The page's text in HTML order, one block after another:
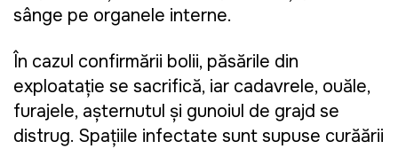
sânge pe organele interne.
În cazul confirmării bolii, păsările din
exploatație se sacrifică, iar cadavrele, ouăle,
furajele, așternutul și gunoiul de grajd se
distrug. Spațiile infectate sunt supuse curățării